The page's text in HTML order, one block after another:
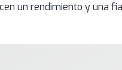
un rendimiento y una